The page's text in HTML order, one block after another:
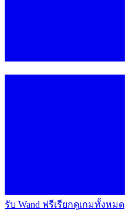
รับ Wand ฟรีเรียกดูเกมทั้งหมด